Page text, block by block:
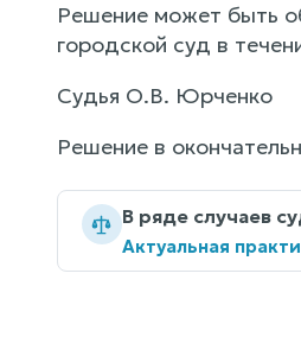
Решение может быть
городской суд в
Судья О.В. Юрченко
Решение в
В ряде случаев
Актуальная